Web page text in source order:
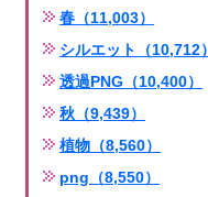
春（11,003）
シルエット（10,712）
透過PNG（10,400）
秋（9,439）
植物（8,560）
png（8,550）